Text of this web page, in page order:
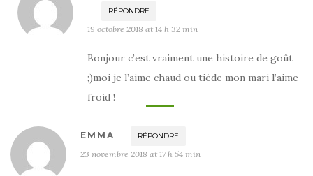
RÉPONDRE
19 octobre 2018 at 14 h 32 min
Bonjour c’est vraiment une histoire de goût
;)moi je l’aime chaud ou tiède mon mari l’aime
froid !
EMMA RÉPONDRE
23 novembre 2018 at 17 h 54 min